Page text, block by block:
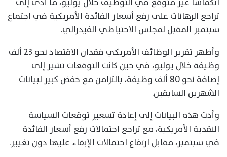
تراجع الرهانات على رفع أسعار الفائدة الأمريكية في اجتماع
سبتمبر المقبل لمجلس الاحتياطي الفيدرالي.
وأظهر تقرير الوظائف الأمريكي فقدان الاقتصاد نحو 23 ألف
وظيفة خلال يوليو، في حين كانت التوقعات تشير إلى
إضافة نحو 80 ألف وظيفة، بالتزامن مع خفض كبير لبيانات
الشهرين السابقين.
وأدت هذه البيانات إلى إعادة تسعير توقعات السياسة
النقدية الأمريكية، مع تراجع احتمالات رفع أسعار الفائدة
في سبتمبر، مقابل ارتفاع احتمالات الإبقاء عليها دون تغيير.